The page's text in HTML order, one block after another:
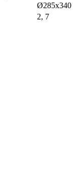
Ø285х340
2, 7